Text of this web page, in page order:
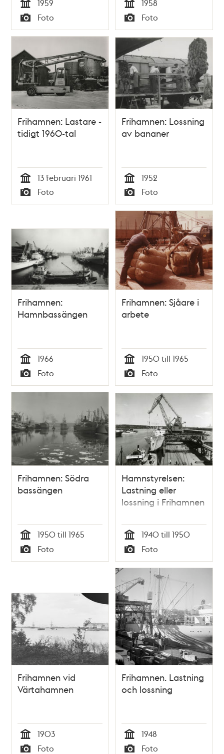
Tid
1959
Typ
Foto Tid
1958
Typ
Foto
Frihamnen: Lastare -
tidigt 1960-tal
Tid
13 februari 1961
Typ
Foto
Frihamnen: Lossning
av bananer
Tid
1952
Typ
Foto
Frihamnen:
Hamnbassängen
Tid
1966
Typ
Foto
Frihamnen: Sjåare i
arbete
Tid
1950 till 1965
Typ
Foto
Frihamnen: Södra
bassängen
Tid
1950 till 1965
Typ
Foto
Hamnstyrelsen:
Lastning eller
lossning i Frihamnen
Tid
1940 till 1950
Typ
Foto
Frihamnen vid
Värtahamnen
Tid
1903
Foto
Frihamnen. Lastning
och lossning
Tid
1948
Foto